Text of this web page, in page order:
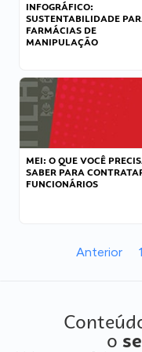
INFOGRÁFICO:
SUSTENTABILIDADE
FARMÁCIAS DE
MANIPULAÇÃO
MEI: O QUE VOCÊ
SABER PARA
FUNCIONÁRIOS
Anterior 1
o